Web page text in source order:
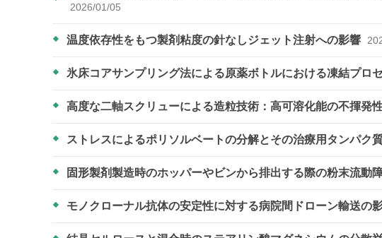
2026/01/05
温度依存性をもつ製剤粘度の針なしジェット注射への影響
氷床コアサンプリング法による原薬ボトルにおける凍結プロ
高度な二軸スクリューによる造粒技術：高可溶化能の不揮発
ストレスによるポリソルベートの分解とその治療用タンパク
固形製剤製造時のホッパーやビンから排出する際の粉末流動
モノクローナル抗体の安定性に対する病院間ドローン輸送の